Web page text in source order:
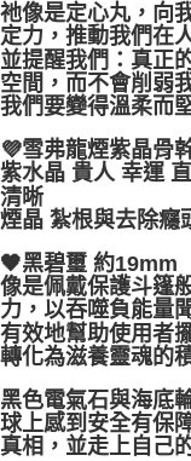
賣家宅配幫您送（台
每筆NT$80，滿
郵局幫你送（離島）
每筆NT$80，滿
付款後門市自取
免運費
祂像是定心丸，向
定力，推動我們在
並提醒我們：真正
空間，而不會削弱
我們要變得溫柔而
💜雪弗龍煙紫晶骨
紫水晶 貴人 幸運
清晰
煙晶 紮根與去除癮
🖤黑碧璽 約19mm
像是佩戴保護斗篷
力，以吞噬負能量
有效地幫助使用者
轉化為滋養靈魂的
黑色電氣石與海底
球上感到安全有保
真相，並走上自己